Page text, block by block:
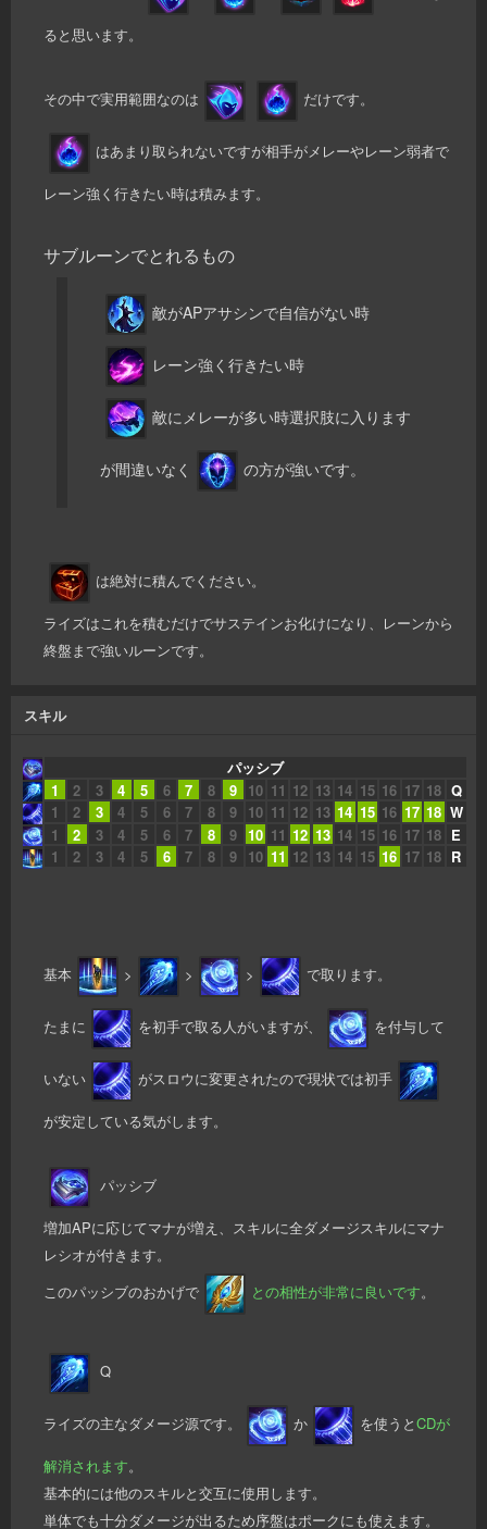
ると思います。
その中で実用範囲なのは だけです。
はあまり取られないですが相手がメレーやレーン弱者で
レーン強く行きたい時は積みます。
サブルーンでとれるもの
敵がAPアサシンで自信がない時
レーン強く行きたい時
敵にメレーが多い時選択肢に入ります
が間違いなく の方が強いです。
は絶対に積んでください。
ライズはこれを積むだけでサステインお化けになり、レーンから
終盤まで強いルーンです。
スキル
パッシブ
1
2 3 4 5 6 7 8 9 10 11 12 13 14 15 16 17 18 Q
1
2 3 4 5 6 7 8 9 10 11 12 13 14 15 16 17 18 W
1
2 3 4 5 6 7 8 9 10 11 12 13 14 15 16 17 18 E
1
2 3 4 5 6 7 8 9 10 11 12 13 14 15 16 17 18 R
基本 > > > で取ります。
たまに を初手で取る人がいますが、 を付与して
いない がスロウに変更されたので現状では初手
が安定している気がします。
パッシブ
増加APに応じてマナが増え、スキルに全ダメージスキルにマナ
レシオが付きます。
このパッシブのおかげで
との相性が非常に良いです。
Q
ライズの主なダメージ源です。 か を使うとCDが
解消されます。
基本的には他のスキルと交互に使用します。
単体でも十分ダメージが出るため序盤はポークにも使えます。